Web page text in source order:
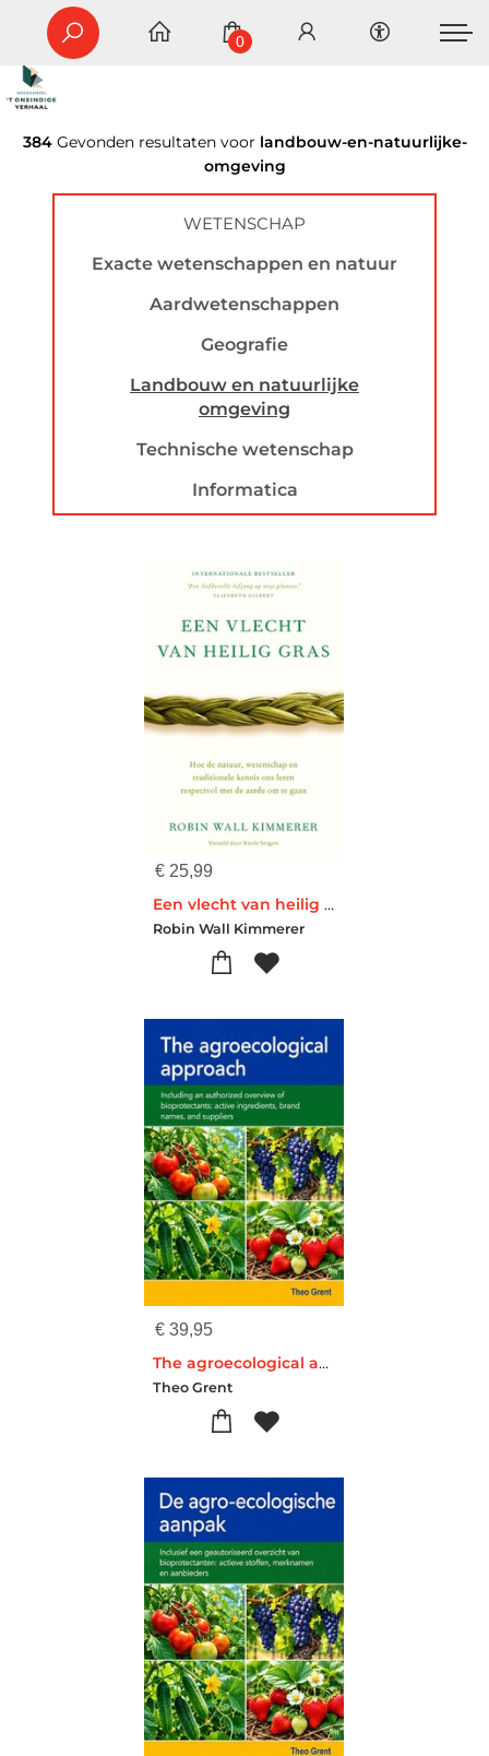
0
384 Gevonden resultaten voor landbouw-en-natuurlijke-
omgeving
WETENSCHAP
Exacte wetenschappen en natuur
Aardwetenschappen
Geografie
Landbouw en natuurlijke
omgeving
Technische wetenschap
Informatica
€ 25,99
Een vlecht van heilig gras
Robin Wall Kimmerer
€ 39,95
The agroecological approach
Theo Grent